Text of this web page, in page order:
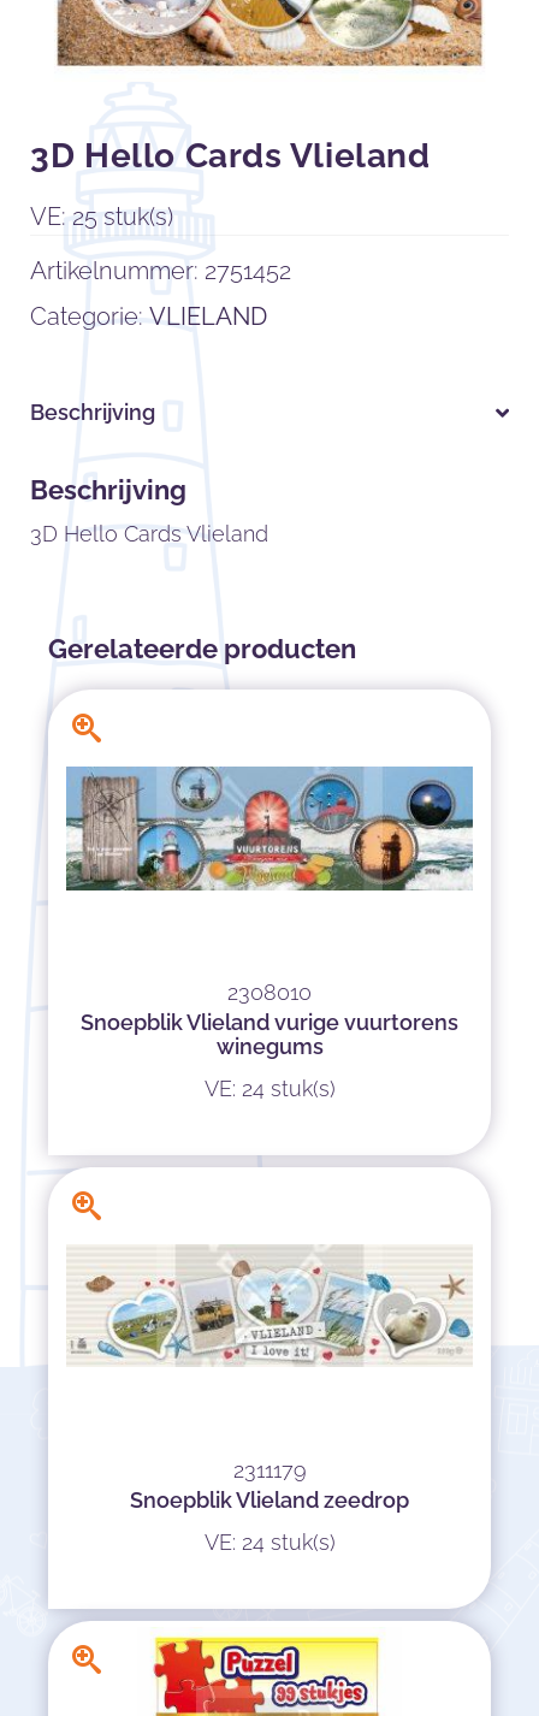
3D Hello Cards Vlieland
VE: 25 stuk(s)
Artikelnummer: 2751452
Categorie:VLIELAND
Beschrijving
Beschrijving
3D Hello Cards Vlieland
Gerelateerde producten
2308010
Snoepblik Vlieland vurige vuurtorens
winegums
VE: 24 stuk(s)
2311179
Snoepblik Vlieland zeedrop
VE: 24 stuk(s)